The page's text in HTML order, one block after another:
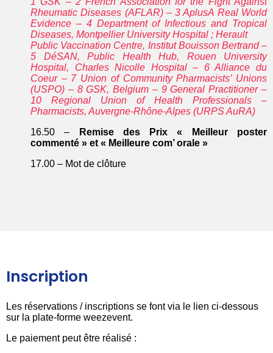
Rheumatic Diseases (AFLAR) – 3 AplusA Real World
Evidence – 4 Department of Infectious and Tropical
Diseases, Montpellier University Hospital ; Herault
Public Vaccination Centre, Institut Bouisson Bertrand –
5 DéSAN, Public Health Hub, Rouen University
Hospital, Charles Nicolle Hospital – 6 Alliance du
Coeur – 7 Union of Community Pharmacists’ Unions
(USPO) – 8 GSK, Belgium – 9 General Practitioner –
10 Regional Union of Health Professionals –
Pharmacists, Auvergne-Rhône-Alpes (URPS AuRA)
16.50 –
Remise des Prix « Meilleur poster
commenté » et « Meilleure com’ orale »
17.00 – Mot de clôture
Inscription
Les réservations / inscriptions se font via le lien ci-dessous
sur la plate-forme weezevent.
Le paiement peut être réalisé :